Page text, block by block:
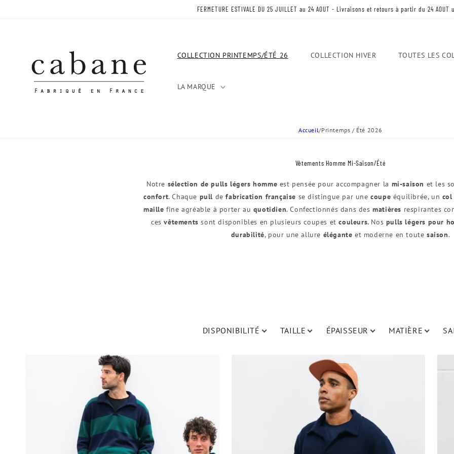
FERMETURE ESTIVALE DU 25 JUILLET au 24 AOUT - Livraisons et retours à partir du 24 AOUT
COLLECTION PRINTEMPS/ÉTÉ 26 COLLECTION HIVER TOUTES LES
LA MARQUE
Accueil/Printemps / Été 2026
Vêtements Homme Mi-Saison/Été
Notre sélection de pulls légers homme est pensée pour accompagner la mi-saison et les
confort. Chaque pull defabrication française se distingue par unecoupe équilibrée, un
maille fine agréable à porter au quotidien. Confectionnés dans desmatières respirantes
cesvêtements sont disponibles en plusieurs coupes etcouleurs. Nos pulls légers pour
durabilité, pour une allure élégante et moderne en toute saison.
DISPONIBILITÉ TAILLE ÉPAISSEUR MATIÈRE